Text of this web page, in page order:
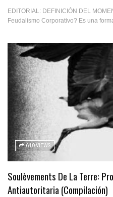
EDITORIAL: DEFINICIÓN DEL
Feudalismo Corporativo? Es una
610 VIEWS
Soulèvements De La Terre:
Antiautoritaria (compilación)